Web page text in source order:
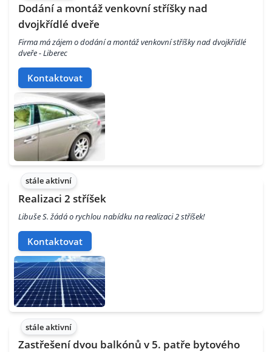
Dodání a montáž venkovní stříšky nad
dvojkřídlé dveře
Firma má zájem o dodání a montáž venkovní stříšky nad dvojkřídlé
dveře - Liberec
Kontaktovat
stále aktivní
Realizaci 2 stříšek
Libuše S. žádá o rychlou nabídku na realizaci 2 stříšek!
Kontaktovat
stále aktivní
Zastřešení dvou balkónů v 5. patře bytového